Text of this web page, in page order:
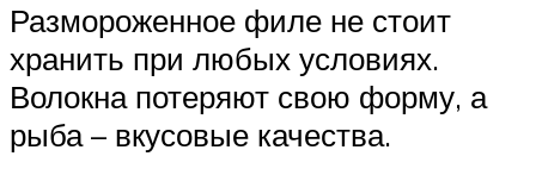
Размороженное филе не стоит
хранить при любых условиях.
Волокна потеряют свою форму, а
рыба – вкусовые качества.